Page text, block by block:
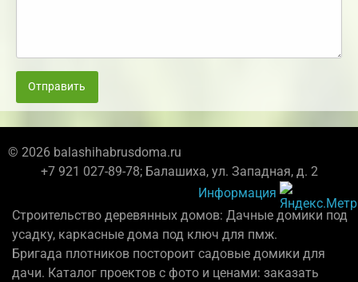
Отправить
© 2026 balashihabrusdoma.ru
+7 921 027-89-78; Балашиха, ул. Западная, д. 2
Информация
Строительство деревянных домов: Дачные домики под
усадку, каркасные дома под ключ для пмж.
Бригада плотников постороит садовые домики для
дачи. Каталог проектов с фото и ценами: заказать